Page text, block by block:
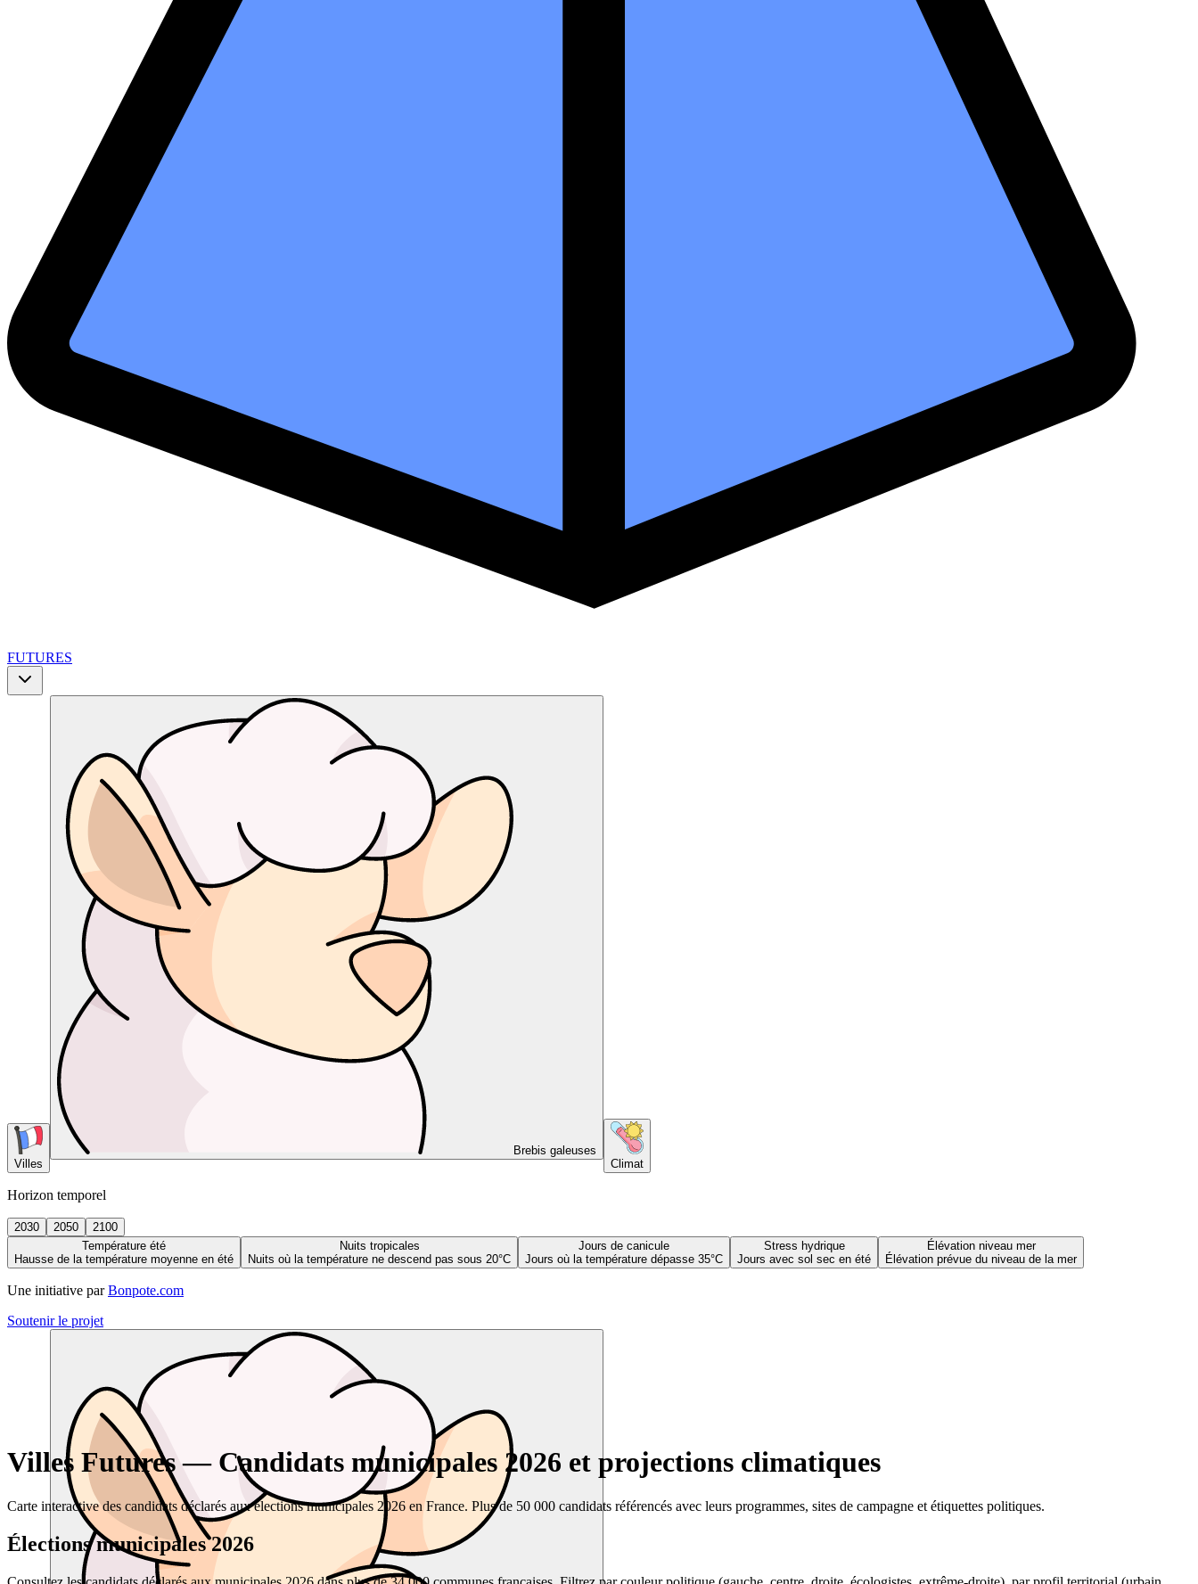
FUTURES
Villes
Brebis galeuses
Climat
Horizon temporel
2030 2050
2100
Température été
Hausse de la température moyenne en été
Nuits tropicales
Nuits où la température ne descend pas sous 20°C
Jours de canicule
Jours où la température dépasse 35°C
Stress hydrique
Jours avec sol sec en été
Élévation niveau mer
Élévation prévue du niveau de la mer
Une initiative par Bonpote.com
Soutenir le projet
Villes Futures — Candidats municipales 2026 et projections climatiques
Carte interactive des candidats déclarés aux élections municipales 2026 en France. Plus de 50 000 candidats référencés avec leurs programmes, sites de campagne et étiquettes politiques.
Élections municipales 2026